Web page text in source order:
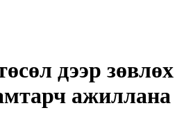
дээр зөвлөх
ажиллана